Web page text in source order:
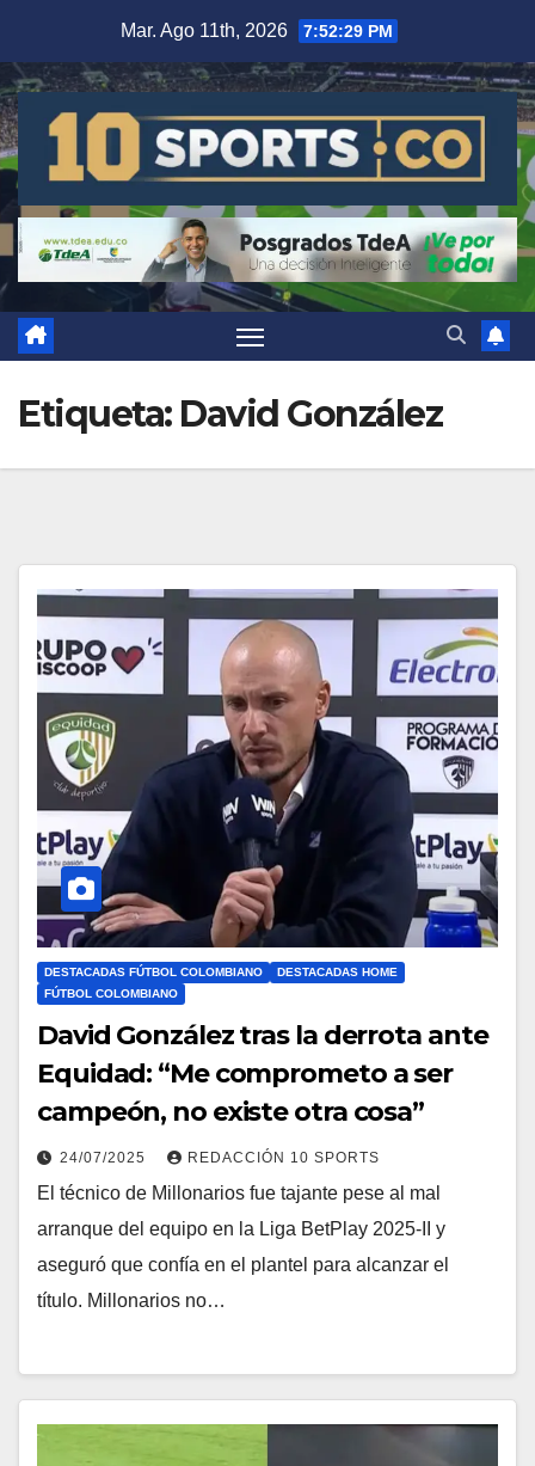
Mar. Ago 11th, 2026 7:52:31 PM
Etiqueta: David González
DESTACADAS FÚTBOL COLOMBIANO
DESTACADAS HOME
FÚTBOL COLOMBIANO
David González tras la derrota ante
Equidad: “Me comprometo a ser
campeón, no existe otra cosa”
24/07/2025 REDACCIÓN 10 SPORTS
El técnico de Millonarios fue tajante pese al mal
arranque del equipo en la Liga BetPlay 2025-II y
aseguró que confía en el plantel para alcanzar el
título. Millonarios no…